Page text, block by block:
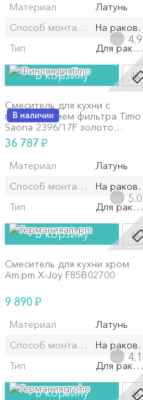
Материал
Латунь
Способ монтажа/установки
На
Тип
Для
В корзину
timo
4.9
В наличии
Смеситель для кухни с
подключением фильтра Timo
Saona 2396/17F золото
матовое
36 787 ₽
Материал
Латунь
Способ монтажа/установки
На
Тип
Для
В корзину
am.pm
5.0
Смеситель для кухни хром
Am.pm X-Joy F85B02700
9 890 ₽
Материал
Латунь
Способ монтажа/установки
На
Тип
Для
В корзину
grohe
4.1